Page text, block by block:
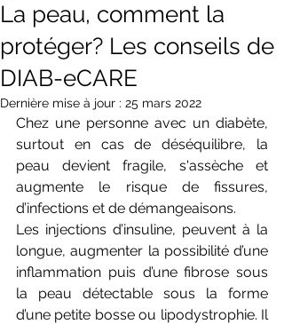
La peau, comment la
protéger? Les conseils de
DIAB-eCARE
Dernière mise à jour : 25 mars 2022
Chez une personne avec un diabète,
surtout en cas de déséquilibre, la
peau devient fragile, s'assèche et
augmente le risque de fissures,
d’infections et de démangeaisons.
Les injections d’insuline, peuvent à la
longue, augmenter la possibilité d’une
inflammation puis d’une fibrose sous
la peau détectable sous la forme
d’une petite bosse ou lipodystrophie. Il